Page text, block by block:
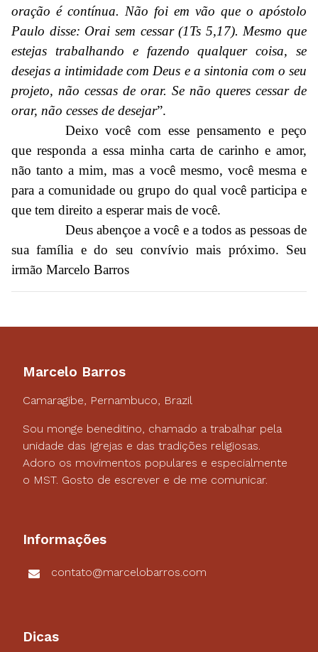
oração é contínua. Não foi em vão que o apóstolo
Paulo disse: Orai sem cessar (1Ts 5,17). Mesmo que
estejas trabalhando e fazendo qualquer coisa, se
desejas a intimidade com Deus e a sintonia com o seu
projeto, não cessas de orar. Se não queres cessar de
orar, não cesses de desejar”.
Deixo você com esse pensamento e peço
que responda a essa minha carta de carinho e amor,
não tanto a mim, mas a você mesmo, você mesma e
para a comunidade ou grupo do qual você participa e
que tem direito a esperar mais de você.
Deus abençoe a você e a todos as pessoas de
sua família e do seu convívio mais próximo. Seu
irmão Marcelo Barros
Marcelo Barros
Camaragibe, Pernambuco, Brazil
Sou monge beneditino, chamado a trabalhar pela
unidade das Igrejas e das tradições religiosas.
Adoro os movimentos populares e especialmente
o MST. Gosto de escrever e de me comunicar.
Informações
contato@marcelobarros.com
Dicas